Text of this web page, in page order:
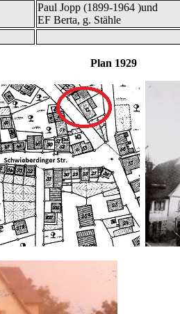
Paul Jopp (1899-1964 )und
EF Berta, g. Stähle
Plan